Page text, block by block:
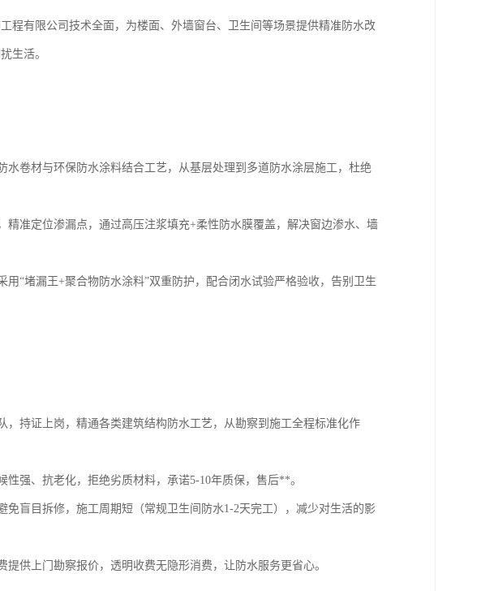
程有限公司技术全面，为楼面、外墙窗台、卫生间等场景提供精准防水改
生活。
卷材与环保防水涂料结合工艺，从基层处理到多道防水涂层施工，杜绝
准定位渗漏点，通过高压注浆填充+柔性防水膜覆盖，解决窗边渗水、墙
“堵漏王+聚合物防水涂料”双重防护，配合闭水试验严格验收，告别卫生
持证上岗，精通各类建筑结构防水工艺，从勘察到施工全程标准化作
强、抗老化，拒绝劣质材料，承诺5-10年质保，售后**。
盲目拆修，施工周期短（常规卫生间防水1-2天完工），减少对生活的影
供上门勘察报价，透明收费无隐形消费，让防水服务更省心。